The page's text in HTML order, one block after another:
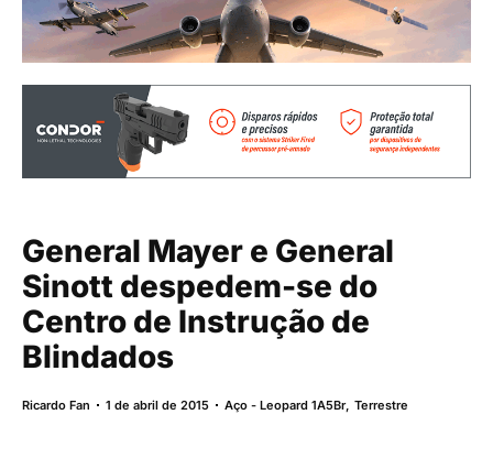
General Mayer e General
Sinott despedem-se do
Centro de Instrução de
Blindados
Ricardo Fan 1 de abril de 2015 Aço - Leopard 1A5Br,Terrestre